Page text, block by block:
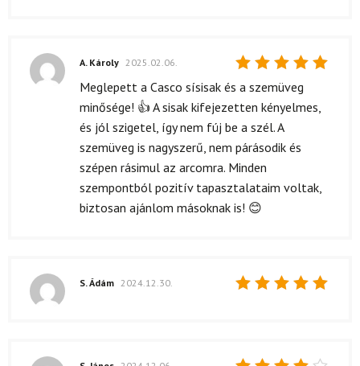
Értékelés:
A. Károly 2025.02.06.
Meglepett a Casco sísisak és a szemüveg
minősége! 👍 A sisak kifejezetten kényelmes,
és jól szigetel, így nem fúj be a szél. A
szemüveg is nagyszerű, nem párásodik és
szépen rásimul az arcomra. Minden
szempontból pozitív tapasztalataim voltak,
biztosan ajánlom másoknak is! 😊
S. Ádám 2024.12.30.